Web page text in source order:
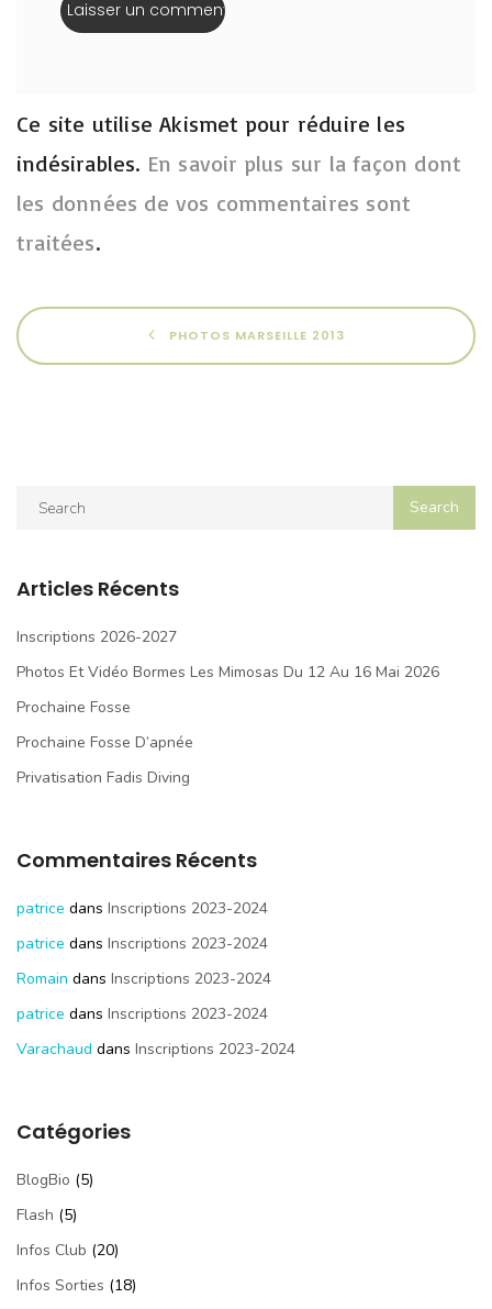
Ce site utilise Akismet pour réduire les
indésirables. En savoir plus sur la façon dont
les données de vos commentaires sont
traitées.
PHOTOS MARSEILLE 2013
Articles Récents
Inscriptions 2026-2027
Photos Et Vidéo Bormes Les Mimosas Du 12 Au 16 Mai 2026
Prochaine Fosse
Prochaine Fosse D’apnée
Privatisation Fadis Diving
Commentaires Récents
patrice dans Inscriptions 2023-2024
patrice dans Inscriptions 2023-2024
Romain dans Inscriptions 2023-2024
patrice dans Inscriptions 2023-2024
Varachaud dans Inscriptions 2023-2024
Catégories
BlogBio (5)
Flash (5)
Infos Club (20)
Infos Sorties (18)